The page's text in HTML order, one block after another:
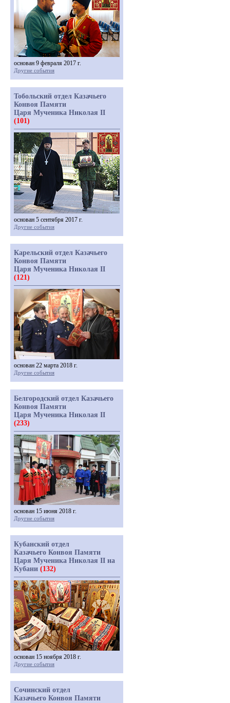
основан 9 февраля 2017 г.
Другие события
Тобольский отдел Казачьего
Конвоя Памяти
Царя Мученика Николая II
(101)
основан 5 сентября 2017 г.
Другие события
Карельский отдел Казачьего
Конвоя Памяти
Царя Мученика Николая II
(121)
основан 22 марта 2018 г.
Другие события
Белгородский отдел Казачьего
Конвоя Памяти
Царя Мученика Николая II
(233)
основан 15 июня 2018 г.
Другие события
Кубанский отдел
Казачьего Конвоя Памяти
Царя Мученика Николая II на
Кубани (132)
основан 15 ноября 2018 г.
Другие события
Сочинский отдел
Казачьего Конвоя Памяти